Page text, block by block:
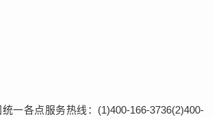
一各点服务热线：(1)400-166-3736(2)400-